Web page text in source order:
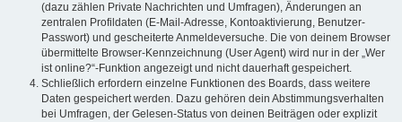
(dazu zählen Private Nachrichten und Umfragen), Änderungen an
zentralen Profildaten (E-Mail-Adresse, Kontoaktivierung, Benutzer-
Passwort) und gescheiterte Anmeldeversuche. Die von deinem Browser
übermittelte Browser-Kennzeichnung (User Agent) wird nur in der „Wer
ist online?“-Funktion angezeigt und nicht dauerhaft gespeichert.
Schließlich erfordern einzelne Funktionen des Boards, dass weitere
Daten gespeichert werden. Dazu gehören dein Abstimmungsverhalten
bei Umfragen, der Gelesen-Status von deinen Beiträgen oder explizit